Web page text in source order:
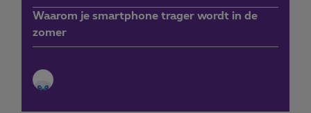
Waarom je smartphone trager wordt in de
zomer